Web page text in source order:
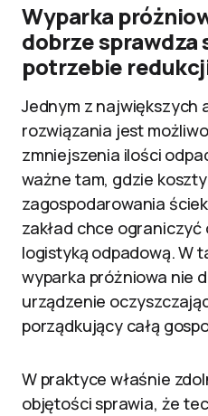
Wyparka
dobrze sprawdza
potrzebie
Jednym z największych
rozwiązania jest
zmniejszenia ilości
ważne tam, gdzie
zagospodarowania
zakład chce
logistyką odpadową. W
wyparka próżniowa nie
urządzenie
porządkujący całą
W praktyce właśnie
objętości sprawia, że